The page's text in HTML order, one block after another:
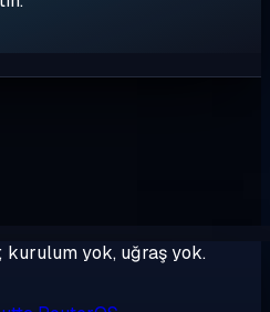
kurulum yok, uğraş yok.